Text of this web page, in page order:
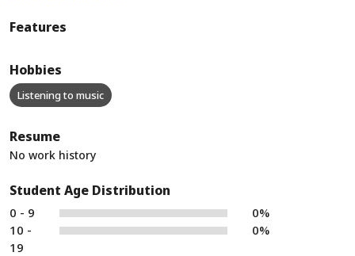
Features
Hobbies
Listening to music
Resume
No work history
Student Age Distribution
0 - 9
0%
10 -
19
0%